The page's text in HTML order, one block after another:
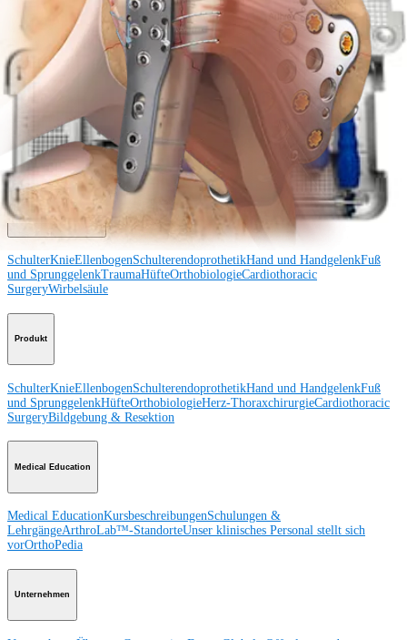
Operationsverfahren
Wie können wir Ihnen helfen?
Medizinproduktberater:in kontaktieren
Veranstaltungen, Lab-Vorführungen und Schulungsmöglichkeiten
ansehen
Unseren Newsletter abonnieren
Besuchen Sie uns
Operationsverfahren
SchulterKnieEllenbogenSchulterendoprothetikHand und HandgelenkFuß
und SprunggelenkTraumaHüfteOrthobiologieCardiothoracic
SurgeryWirbelsäule
Produkt
SchulterKnieEllenbogenSchulterendoprothetikHand und HandgelenkFuß
und SprunggelenkHüfteOrthobiologieHerz-ThoraxchirurgieCardiothoracic
SurgeryBildgebung & Resektion
Medical Education
Medical EducationKursbeschreibungenSchulungen &
LehrgängeArthroLab™-StandorteUnser klinisches Personal stellt sich
vorOrthoPedia
Unternehmen